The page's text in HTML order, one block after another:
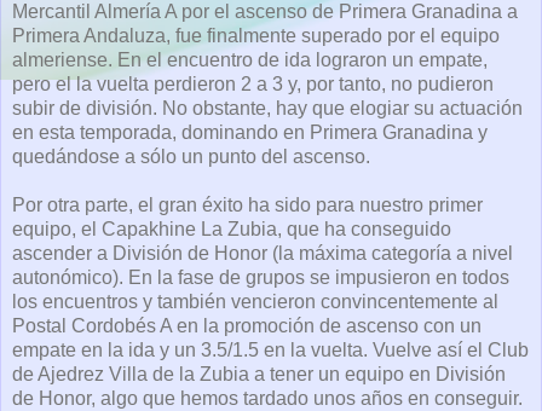
Mercantil Almería A por el ascenso de Primera Granadina a
Primera Andaluza, fue finalmente superado por el equipo
almeriense. En el encuentro de ida lograron un empate,
pero el la vuelta perdieron 2 a 3 y, por tanto, no pudieron
subir de división. No obstante, hay que elogiar su actuación
en esta temporada, dominando en Primera Granadina y
quedándose a sólo un punto del ascenso.
Por otra parte, el gran éxito ha sido para nuestro primer
equipo, el Capakhine La Zubia, que ha conseguido
ascender a División de Honor (la máxima categoría a nivel
autonómico). En la fase de grupos se impusieron en todos
los encuentros y también vencieron convincentemente al
Postal Cordobés A en la promoción de ascenso con un
empate en la ida y un 3.5/1.5 en la vuelta. Vuelve así el Club
de Ajedrez Villa de la Zubia a tener un equipo en División
de Honor, algo que hemos tardado unos años en conseguir.